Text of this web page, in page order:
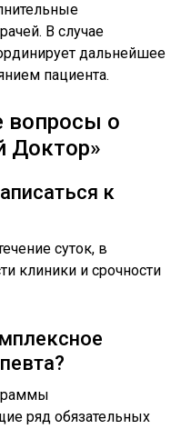
В случае
дальнейшее
пациента.
вопросы о
Доктор»
к
суток, в
клиники и срочности
ряд обязательных